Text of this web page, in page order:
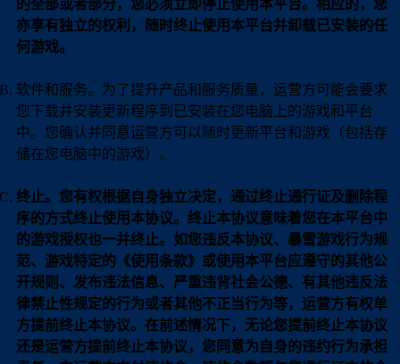
的全部或者部分，您必须立即停止使用本平台。相应的，您
亦享有独立的权利，随时终止使用本平台并卸载已安装的任
何游戏。
软件和服务。为了提升产品和服务质量，运营方可能会要求
您下载并安装更新程序到已安装在您电脑上的游戏和平台
中。您确认并同意运营方可以随时更新平台和游戏（包括存
储在您电脑中的游戏）。
终止。您有权根据自身独立决定，通过终止通行证及删除程
序的方式终止使用本协议。终止本协议意味着您在本平台中
的游戏授权也一并终止。如您违反本协议、暴雪游戏行为规
范、游戏特定的《使用条款》或使用本平台应遵守的其他公
开规则、发布违法信息、严重违背社会公德、有其他违反法
律禁止性规定的行为或者其他不正当行为等，运营方有权单
方提前终止本协议。在前述情况下，无论您提前终止本协议
还是运营方提前终止本协议，您同意为自身的违约行为承担